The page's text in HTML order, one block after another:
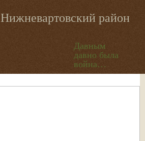
Нижневартовский район
Давным
давно была
война…